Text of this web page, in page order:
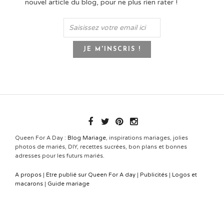
nouvel article du blog, pour ne plus rien rater !
Queen For A Day : Blog Mariage, inspirations mariages, jolies
photos de mariés, DIY, recettes sucrées, bon plans et bonnes
adresses pour les futurs mariés.
A propos | Etre publié sur Queen For A day | Publicités | Logos et
macarons | Guide mariage